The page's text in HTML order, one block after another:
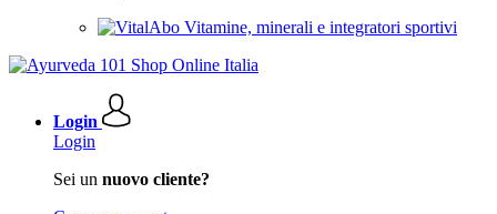
Vitamine, minerali e integratori sportivi
Login
Login
Sei un nuovo cliente?